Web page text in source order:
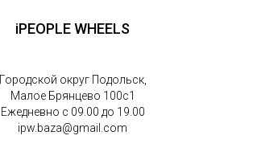
iPEOPLE WHEELS
Городской округ Подольск,
Малое Брянцево 100с1
Ежедневно с 09.00 до 19.00
ipw.baza@gmail.com